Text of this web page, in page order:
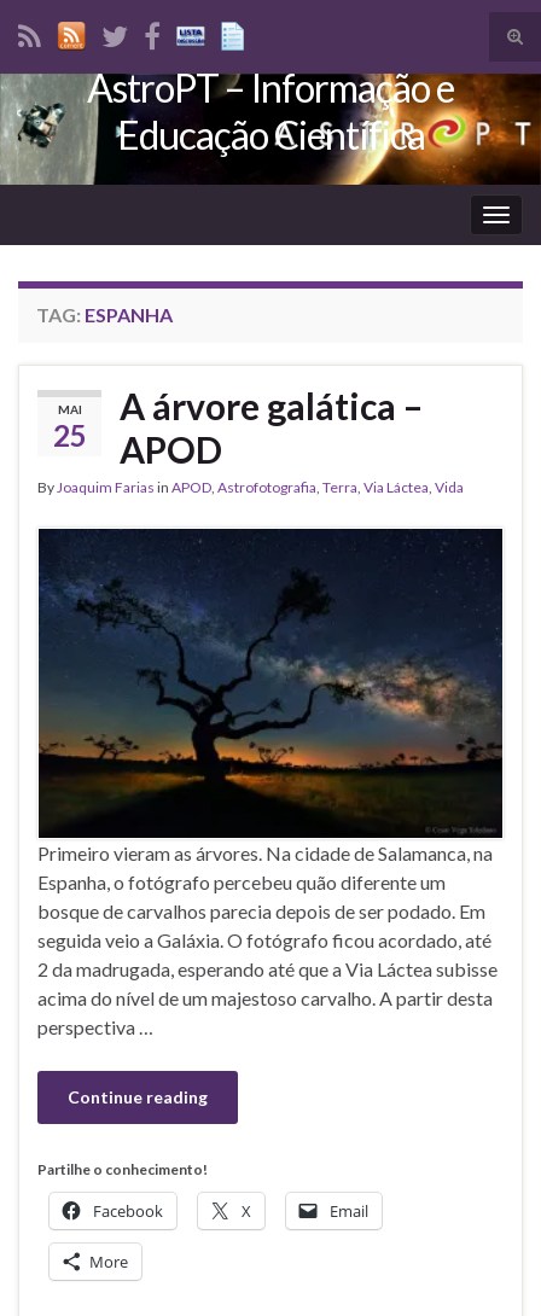
Search for:
AstroPT – Informação e
Educação Científica
TAG: ESPANHA
MAI
25
A árvore galática –
APOD
ByJoaquim Farias in APOD, Astrofotografia, Terra, Via Láctea, Vida
Primeiro vieram as árvores. Na cidade de Salamanca, na
Espanha, o fotógrafo percebeu quão diferente um
bosque de carvalhos parecia depois de ser podado. Em
seguida veio a Galáxia. O fotógrafo ficou acordado, até
2 da madrugada, esperando até que a Via Láctea subisse
acima do nível de um majestoso carvalho. A partir desta
perspectiva …
Continue reading
Partilhe o conhecimento!
Facebook X Email
More